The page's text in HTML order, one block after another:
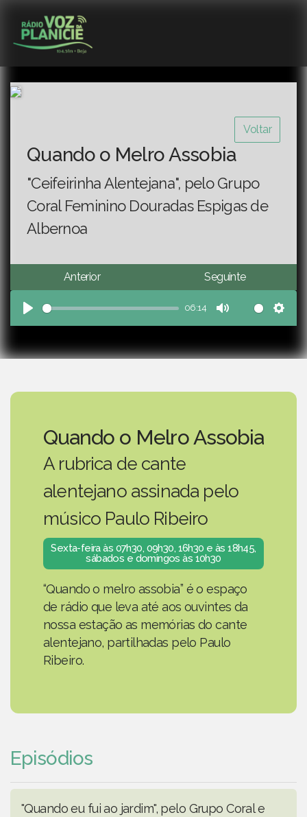
Voltar
Quando o Melro Assobia
"Ceifeirinha Alentejana", pelo Grupo
Coral Feminino Douradas Espigas de
Albernoa
Anterior Seguinte
Play
06:14
Mute
Quando o Melro Assobia
A rubrica de cante
alentejano assinada pelo
músico Paulo Ribeiro
Sexta-feira às 07h30, 09h30, 16h30 e às 18h45,
sábados e domingos às 10h30
“Quando o melro assobia” é o espaço
de rádio que leva até aos ouvintes da
nossa estação as memórias do cante
alentejano, partilhadas pelo Paulo
Ribeiro.
Episódios
"Quando eu fui ao jardim", pelo Grupo Coral e